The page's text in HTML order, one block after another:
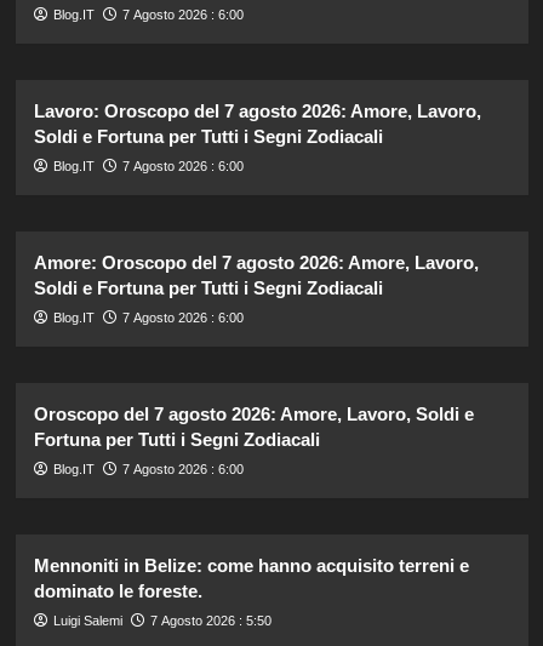
Blog.IT 7 Agosto 2026 : 6:00
Lavoro: Oroscopo del 7 agosto 2026: Amore, Lavoro,
Soldi e Fortuna per Tutti i Segni Zodiacali
Blog.IT 7 Agosto 2026 : 6:00
Amore: Oroscopo del 7 agosto 2026: Amore, Lavoro,
Soldi e Fortuna per Tutti i Segni Zodiacali
Blog.IT 7 Agosto 2026 : 6:00
Oroscopo del 7 agosto 2026: Amore, Lavoro, Soldi e
Fortuna per Tutti i Segni Zodiacali
Blog.IT 7 Agosto 2026 : 6:00
Mennoniti in Belize: come hanno acquisito terreni e
dominato le foreste.
Luigi Salemi 7 Agosto 2026 : 5:50